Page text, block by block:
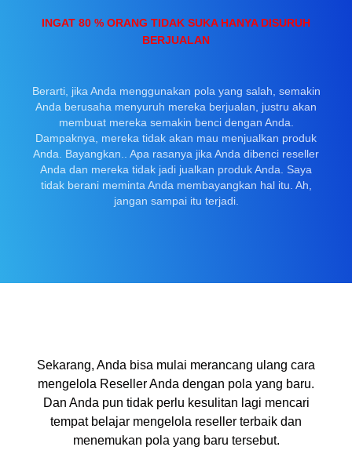
INGAT 80 % ORANG TIDAK SUKA HANYA DISURUH
BERJUALAN
Berarti, jika Anda menggunakan pola yang salah, semakin
Anda berusaha menyuruh mereka berjualan, justru akan
membuat mereka semakin benci dengan Anda.
Dampaknya, mereka tidak akan mau menjualkan produk
Anda. Bayangkan.. Apa rasanya jika Anda dibenci reseller
Anda dan mereka tidak jadi jualkan produk Anda. Saya
tidak berani meminta Anda membayangkan hal itu. Ah,
jangan sampai itu terjadi.
Sekarang, Anda bisa mulai merancang ulang cara
mengelola Reseller Anda dengan pola yang baru.
Dan Anda pun tidak perlu kesulitan lagi mencari
tempat belajar mengelola reseller terbaik dan
menemukan pola yang baru tersebut.